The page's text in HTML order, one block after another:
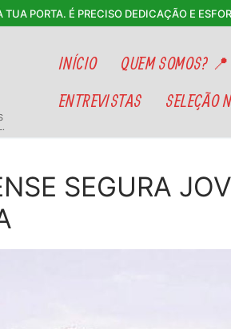
PORTA. É PRECISO DEDICAÇÃO E
INÍCIO QUEM SOMOS? 📍
ENTREVISTAS
SELEÇÃO
SEGURA